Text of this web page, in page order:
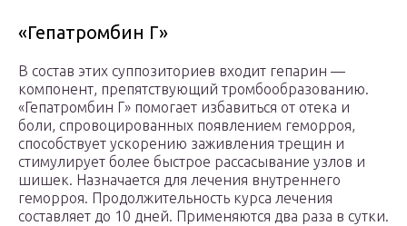
«Гепатромбин Г»
В состав этих суппозиториев входит гепарин —
компонент, препятствующий тромбообразованию.
«Гепатромбин Г» помогает избавиться от отека и
боли, спровоцированных появлением геморроя,
способствует ускорению заживления трещин и
стимулирует более быстрое рассасывание узлов и
шишек. Назначается для лечения внутреннего
геморроя. Продолжительность курса лечения
составляет до 10 дней. Применяются два раза в сутки.